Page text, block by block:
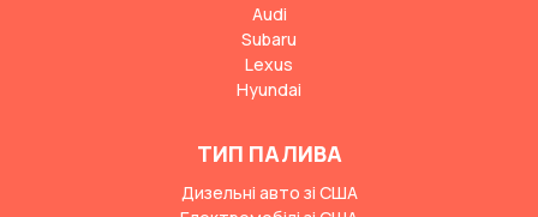
Audi
Subaru
Lexus
Hyundai
ТИП ПАЛИВА
Дизельні авто зі США